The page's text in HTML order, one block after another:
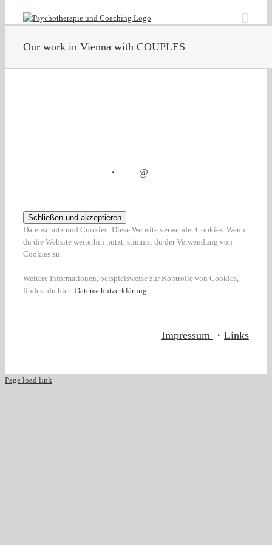
Our work in Vienna with COUPLES
・ @
Datenschutz und Cookies: Diese Website verwendet Cookies. Wenn
du die Website weiterhin nutzt, stimmst du der Verwendung von
Cookies zu.
Weitere Informationen, beispielsweise zur Kontrolle von Cookies,
findest du hier: Datenschutzerklärung
Impressum ・ Links
Page load link